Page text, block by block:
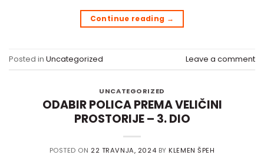
Continue reading →
Posted in Uncategorized Leave a comment
UNCATEGORIZED
ODABIR POLICA PREMA VELIČINI
PROSTORIJE – 3. DIO
POSTED ON 22 TRAVNJA, 2024 BYKLEMEN ŠPEH